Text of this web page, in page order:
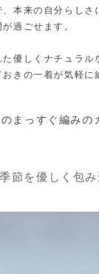
本来の自分らしさ
過ごせます。
優しくナチュラル
きの一着が気軽に
まっすぐ編みの
節を優しく包